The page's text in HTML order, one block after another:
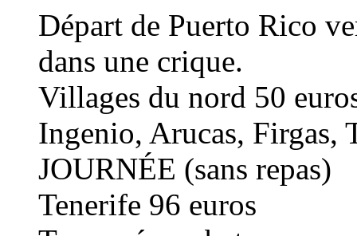
Départ de Puerto Rico
dans une crique.
Villages du nord 50
Ingenio, Arucas, Firgas,
JOURNÉE (sans repas)
Tenerife 96 euros